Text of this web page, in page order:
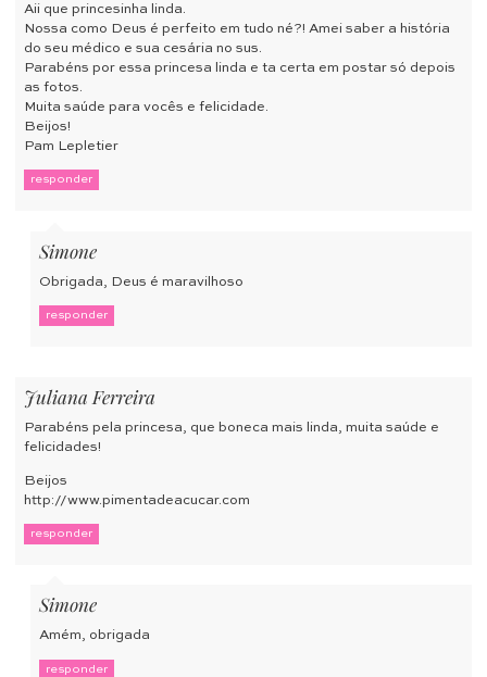
Aii que princesinha linda.
Nossa como Deus é perfeito em tudo né?! Amei saber a história
do seu médico e sua cesária no sus.
Parabéns por essa princesa linda e ta certa em postar só depois
as fotos.
Muita saúde para vocês e felicidade.
Beijos!
Pam Lepletier
responder
Simone
Obrigada, Deus é maravilhoso
responder
Juliana Ferreira
Parabéns pela princesa, que boneca mais linda, muita saúde e
felicidades!
Beijos
http://www.pimentadeacucar.com
responder
Simone
Amém, obrigada
responder